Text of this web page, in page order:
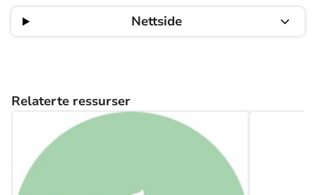
Nettside
Relaterte ressurser